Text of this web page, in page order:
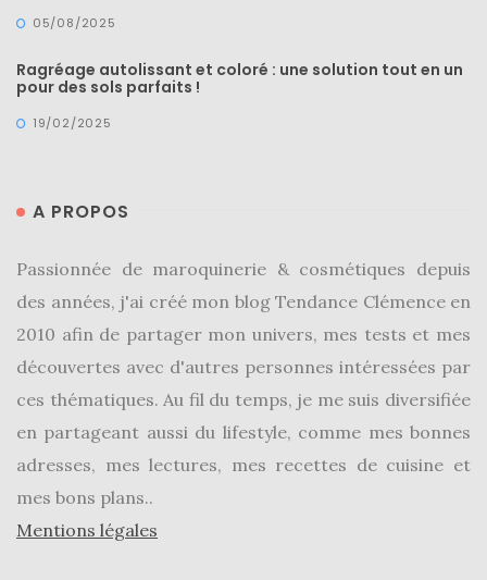
05/08/2025
Ragréage autolissant et coloré : une solution tout en un
pour des sols parfaits !
19/02/2025
A PROPOS
Passionnée de maroquinerie & cosmétiques depuis
des années, j'ai créé mon blog Tendance Clémence en
2010 afin de partager mon univers, mes tests et mes
découvertes avec d'autres personnes intéressées par
ces thématiques. Au fil du temps, je me suis diversifiée
en partageant aussi du lifestyle, comme mes bonnes
adresses, mes lectures, mes recettes de cuisine et
mes bons plans..
Mentions légales